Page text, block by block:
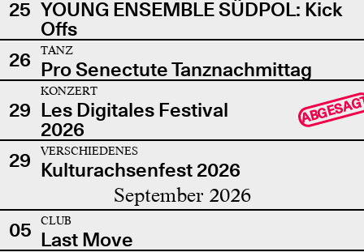
25 YOUNG ENSEMBLE SÜDPOL: Kick
Offs
26
TANZ
Pro Senectute Tanznachmittag
29
KONZERT
Les Digitales Festival
2026
29 VERSCHIEDENES
Kulturachsenfest 2026
September 2026
05 CLUB
Last Move